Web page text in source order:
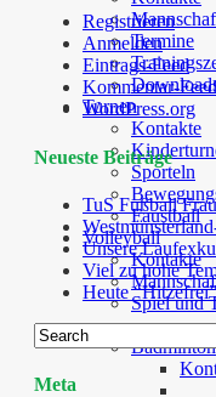
Termine
Turnen
Kontakte
Sporteln
Faustball
Volleyball
Kontakte
Spiel und
…
Badminton
Registrieren
Anmelden
Eintrags-Feed
Kommentar-Feed
WordPress.org
Neueste Beiträge
TuS Fußball
Unsere
Viel zu hohe
Heute
Meta